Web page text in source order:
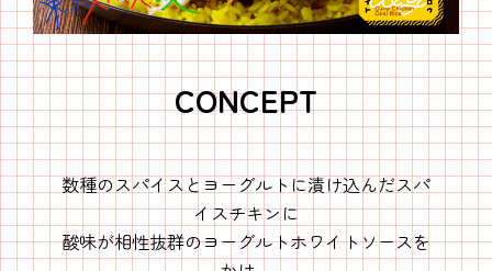
CONCEPT
数種のスパイスとヨーグルトに漬け込んだスパ
イスチキンに
酸味が相性抜群のヨーグルトホワイトソースを